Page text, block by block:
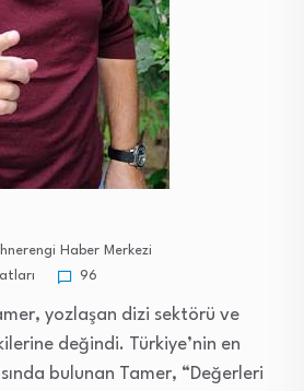
Haber Merkezi
96
yozlaşan dizi sektörü ve
değindi. Türkiye’nin en
bulunan Tamer, “Değerleri